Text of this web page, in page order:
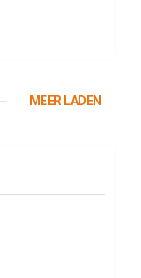
MEER LADEN